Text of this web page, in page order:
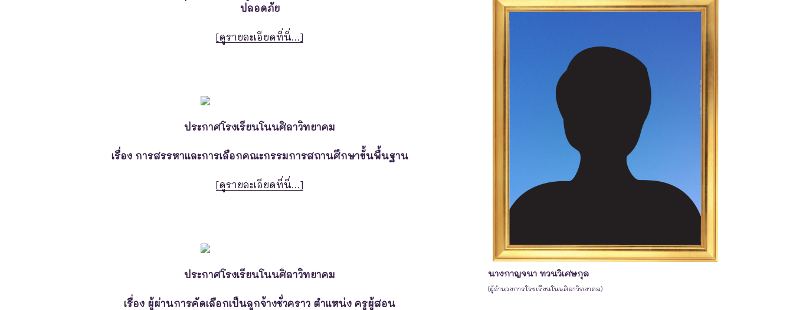
ปลอดภัย
[ดูรายละเอียดที่นี่…]
ประกาศโรงเรียนโนนศิลาวิทยาคม
เรื่อง การสรรหาและการเลือกคณะกรรมการสถานศึกษาขั้นพื้นฐาน
[ดูรายละเอียดที่นี่…]
ประกาศโรงเรียนโนนศิลาวิทยาคม
เรื่อง ผู้ผ่านการคัดเลือกเป็นลูกจ้างชั่วคราว ตำแหน่ง ครูผู้สอน
นางกาญจนา ทวนวิเศษกุล
(ผู้อำนวยการโรงเรียนโนนศิลาวิทยาคม)